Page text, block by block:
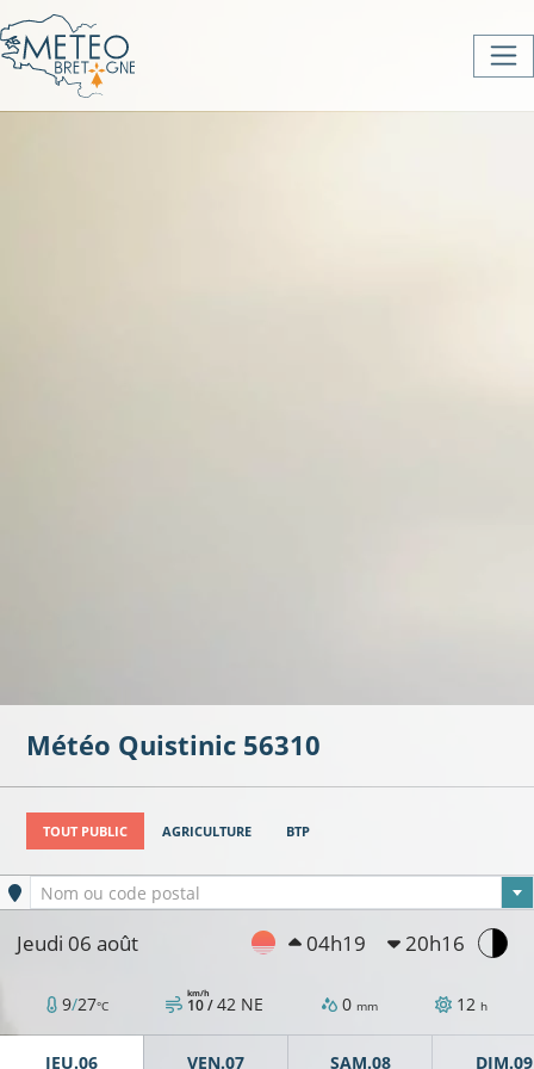
Météo Quistinic 56310
TOUT PUBLIC AGRICULTURE BTP
Ville sélectionnée
Nom ou code postal
Jeudi 06 août 04h19 20h16
9/27°C 10 /
km/h 42 NE 0 mm 12 h
JEU.06 VEN.07 SAM.08 DIM.09